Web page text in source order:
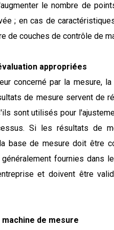
le nombre de
; en cas de
de couches de contrôle de
appropriées
concerné par la mesure,
de mesure servent de
sont utilisés pour
Si les résultats de
base de mesure doit être
fournies dans
et doivent être
de mesure